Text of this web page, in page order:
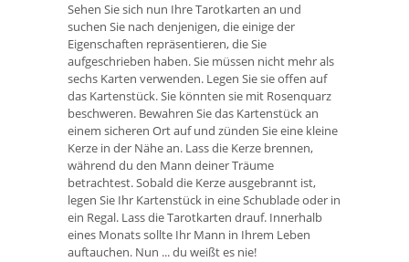
Sehen Sie sich nun Ihre Tarotkarten an und
suchen Sie nach denjenigen, die einige der
Eigenschaften repräsentieren, die Sie
aufgeschrieben haben. Sie müssen nicht mehr als
sechs Karten verwenden. Legen Sie sie offen auf
das Kartenstück. Sie könnten sie mit Rosenquarz
beschweren. Bewahren Sie das Kartenstück an
einem sicheren Ort auf und zünden Sie eine kleine
Kerze in der Nähe an. Lass die Kerze brennen,
während du den Mann deiner Träume
betrachtest. Sobald die Kerze ausgebrannt ist,
legen Sie Ihr Kartenstück in eine Schublade oder in
ein Regal. Lass die Tarotkarten drauf. Innerhalb
eines Monats sollte Ihr Mann in Ihrem Leben
auftauchen. Nun ... du weißt es nie!